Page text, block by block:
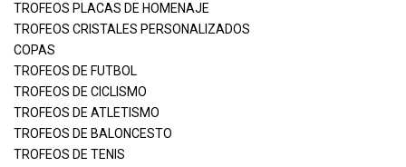
TROFEOS PLACAS DE HOMENAJE
TROFEOS CRISTALES PERSONALIZADOS
COPAS
TROFEOS DE FUTBOL
TROFEOS DE CICLISMO
TROFEOS DE ATLETISMO
TROFEOS DE BALONCESTO
TROFEOS DE TENIS